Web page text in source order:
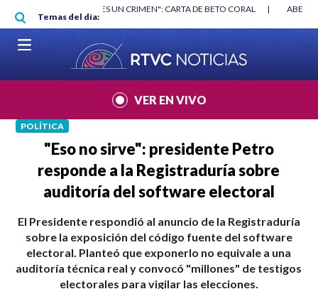
Pasar al contenido principal
Temas del día:
"HABLAR NO ES UN CRIMEN": CARTA DE BETO CORAL |
VER EN VIVO
POLÍTICA
"Eso no sirve": presidente Petro
responde a la Registraduría sobre
auditoría del software electoral
El Presidente respondió al anuncio de la Registraduría
sobre la exposición del código fuente del software
electoral. Planteó que exponerlo no equivale a una
auditoría técnica real y convocó "millones" de testigos
electorales para vigilar las elecciones.